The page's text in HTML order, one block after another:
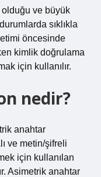
ve büyük
sıklıkla
öncesinde
kimlik doğrulama
için kullanılır.
nedir?
anahtar
ve metin/şifreli
için kullanılan
Asimetrik anahtar